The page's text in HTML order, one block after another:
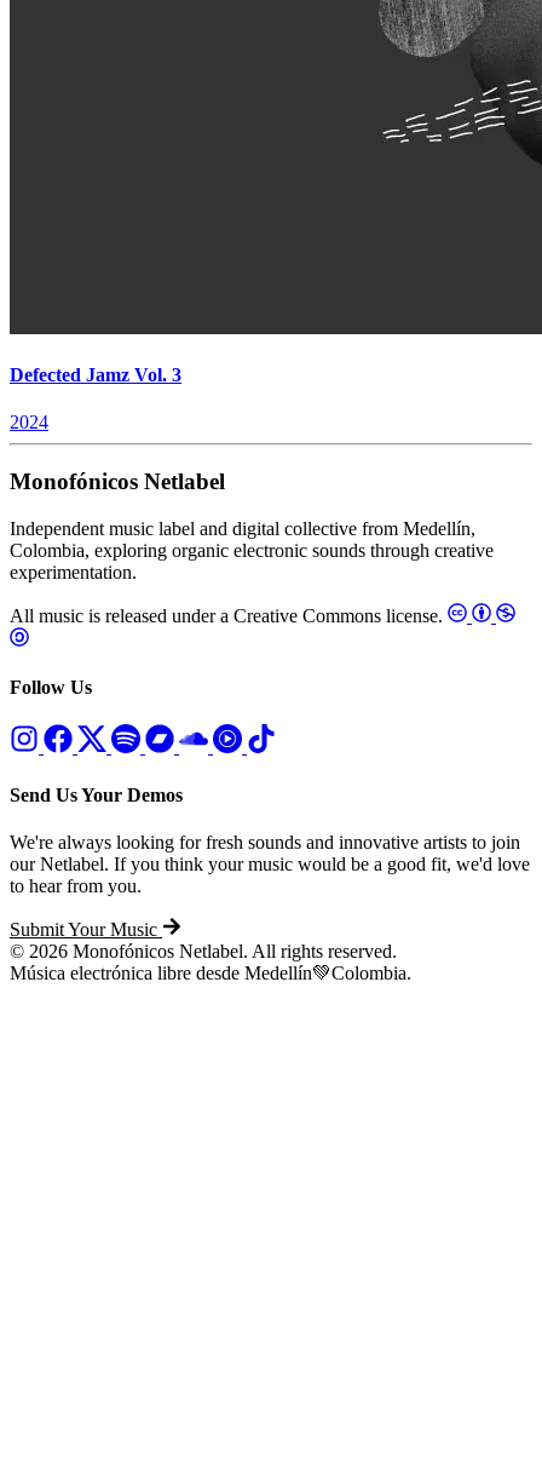
Defected Jamz Vol. 3
2024
Monofónicos Netlabel
Independent music label and digital collective from Medellín,
Colombia, exploring organic electronic sounds through creative
experimentation.
All music is released under a Creative Commons license.
Follow Us
Send Us Your Demos
We're always looking for fresh sounds and innovative artists to join
our Netlabel. If you think your music would be a good fit, we'd love
to hear from you.
Submit Your Music
© 2026 Monofónicos Netlabel. All rights reserved.
Música electrónica libre desde Medellín💚Colombia.